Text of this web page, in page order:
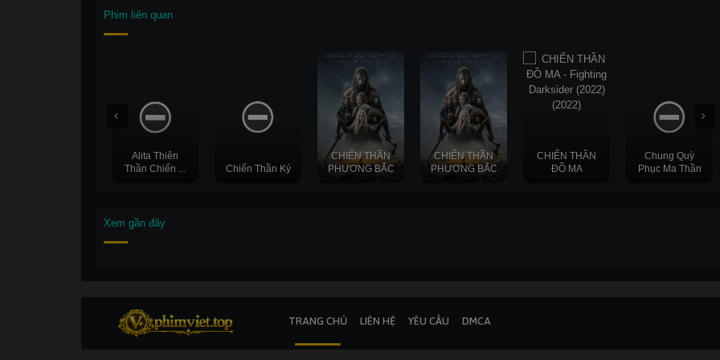
Phim liên quanminh
Alita Thiên
Thần Chiến ...
Chiến Thần Ký
CHIẾN THẦN
PHƯƠNG BẮC
CHIẾN THẦN
PHƯƠNG BẮC
CHIẾN THẦN
ĐỒ MA
Chung Quỳ
Phục Ma Thần
Xem gần đây
TRANG CHỦ LIÊN HỆ YÊU CẦU DMCA